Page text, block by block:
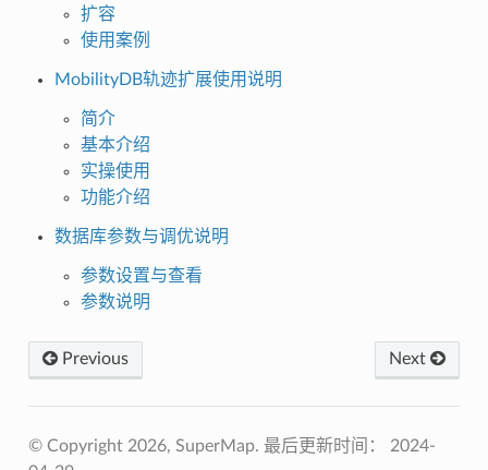
扩容
使用案例
MobilityDB轨迹扩展使用说明
简介
基本介绍
实操使用
功能介绍
数据库参数与调优说明
参数设置与查看
参数说明
Previous Next
© Copyright 2026, SuperMap. 最后更新时间： 2024-